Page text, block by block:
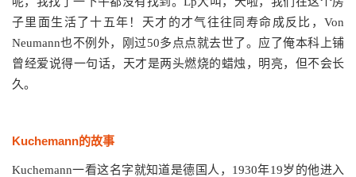
子里面生活了十五年！天才的才气往往同寿命成反比，Von
Neumann也不例外，刚过50多点点就去世了。应了俺本科上铺
曾经爱说得一句话，天才是两头燃烧的蜡烛，明亮，但不会长
久。
Kuchemann的故事
Kuchemann一看这名字就知道是德国人，1930年19岁的他进入